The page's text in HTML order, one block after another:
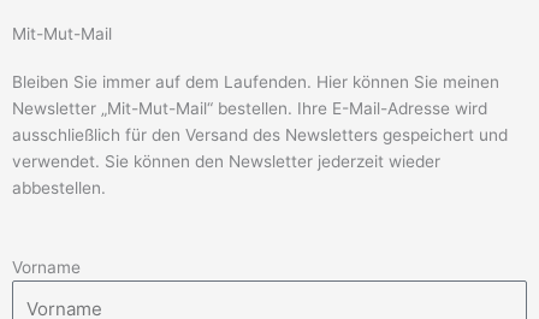
Mit-Mut-Mail
Bleiben Sie immer auf dem Laufenden. Hier können Sie meinen
Newsletter „Mit-Mut-Mail“ bestellen. Ihre E-Mail-Adresse wird
ausschließlich für den Versand des Newsletters gespeichert und
verwendet. Sie können den Newsletter jederzeit wieder
abbestellen.
Vorname